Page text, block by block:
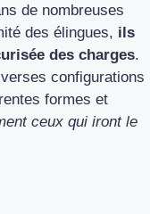
de nombreuses
des élingues, ils
des charges.
configurations
formes et
ceux qui iront le